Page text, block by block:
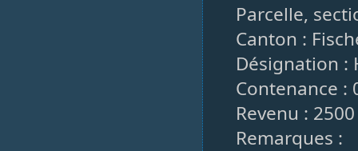
Parcelle,
Canton :
Désignation :
Contenance :
Revenu :
Remarques :